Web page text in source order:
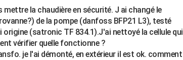
la chaudière en sécurité. J ai changé le
de la pompe (danfoss BFP21 L3), testé
origine (satronic TF 834.1).J'ai nettoyé la cellule qui
vérifier quelle fonctionne ?
je l'ai démonté, en extérieur il est ok. comment